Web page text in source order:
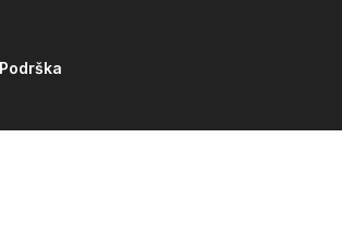
Podrška